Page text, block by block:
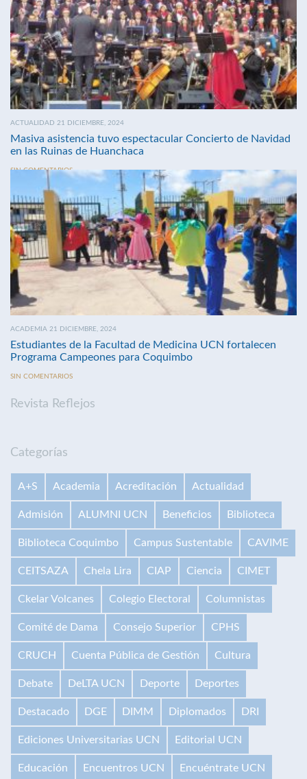
ACTUALIDAD 21 DICIEMBRE, 2024
Masiva asistencia tuvo espectacular Concierto de Navidad
en las Ruinas de Huanchaca
SIN COMENTARIOS
ACADEMIA 21 DICIEMBRE, 2024
Estudiantes de la Facultad de Medicina UCN fortalecen
Programa Campeones para Coquimbo
SIN COMENTARIOS
Revista Reflejos
Categorías
A+S Academia Acreditación Actualidad
Admisión ALUMNI UCN Beneficios Biblioteca
Biblioteca Coquimbo Campus Sustentable CAVIME
CEITSAZA Chela Lira CIAP Ciencia CIMET
Ckelar Volcanes Colegio Electoral Columnistas
Comité de Dama Consejo Superior CPHS
CRUCH Cuenta Pública de Gestión Cultura
Debate DeLTA UCN Deporte Deportes
Destacado DGE DIMM Diplomados DRI
Ediciones Universitarias UCN Editorial UCN
Educación Encuentros UCN Encuéntrate UCN